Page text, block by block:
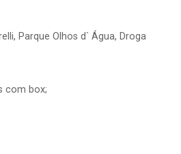
Parque Olhos d` Água, Droga
com box;